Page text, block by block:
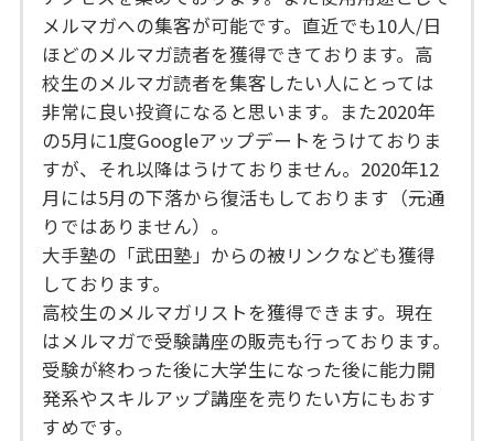
メルマガへの集客が可能です。直近でも10人/日
ほどのメルマガ読者を獲得できております。高
校生のメルマガ読者を集客したい人にとっては
非常に良い投資になると思います。また2020年
の5月に1度Googleアップデートをうけておりま
すが、それ以降はうけておりません。2020年12
月には5月の下落から復活もしております（元通
りではありません）。
大手塾の「武田塾」からの被リンクなども獲得
しております。
高校生のメルマガリストを獲得できます。現在
はメルマガで受験講座の販売も行っております。
受験が終わった後に大学生になった後に能力開
発系やスキルアップ講座を売りたい方にもおす
すめです。